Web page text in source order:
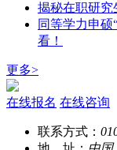
揭秘在职研究
同等学力申
看！
更多>
在线报名 在线咨询
联系方式：